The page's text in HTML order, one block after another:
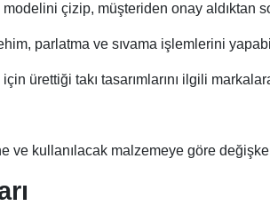
çizip, müşteriden onay aldıktan
parlatma ve sıvama işlemlerini
için ürettiği takı tasarımlarını ilgili
ve kullanılacak malzemeye göre